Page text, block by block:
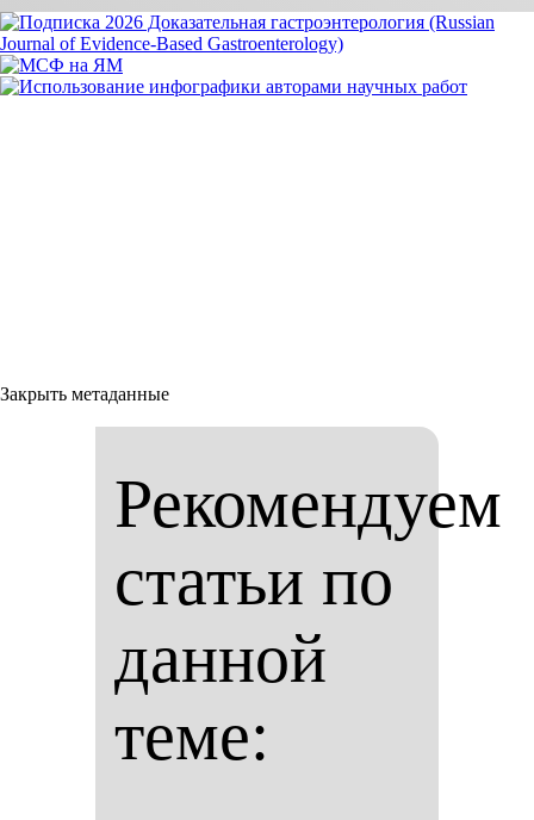
Закрыть метаданные
Рекомендуем
статьи по
данной
теме: